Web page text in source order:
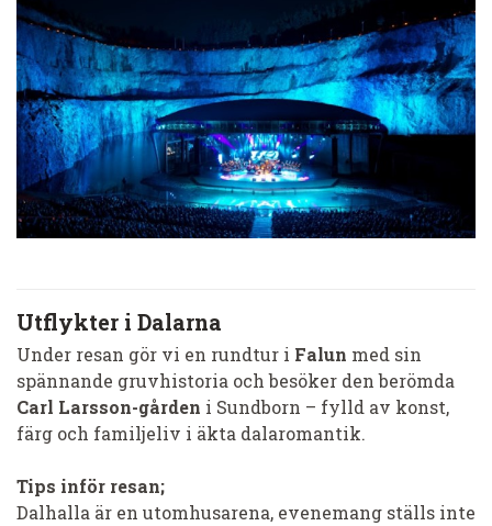
Utflykter i Dalarna
Under resan gör vi en rundtur i Falun med sin
spännande gruvhistoria och besöker den berömda
Carl Larsson-gården i Sundborn – fylld av konst,
färg och familjeliv i äkta dalaromantik.
Tips inför resan;
Dalhalla är en utomhusarena, evenemang ställs inte